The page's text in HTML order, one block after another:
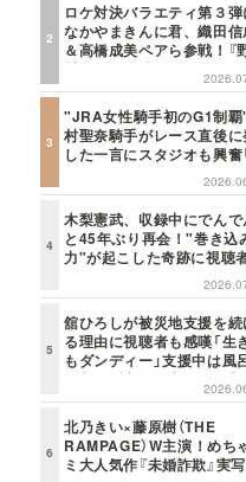
ロケ対決バラエティ第３弾
なかやまきんに君、織田信
＆高橋成美ペアら参戦！『
村友紀子を黙らせろ！』１２
（日）昼に放送！
"JRA女性騎手初のG1制
村聖奈騎手がレース直後に
した一言にスタジオも興奮
れはしびれる！」＜日曜日
耳学＞
木梨憲武、収録中にでんで
と45年ぶり再会！"巻き込
力"が起こした奇跡に視聴
興奮「これがテレビの面白
よね！」＜日曜日の初耳学
舘ひろしが被災地支援を続
る理由に視聴者も感嘆「生
もダンディー」支援中は風
も入らず寝袋で寝泊まり【日
日の初耳学】
北乃きい×藤原樹（THE
RAMPAGE）W主演！めち
ミ大人気作『未婚詐欺』実